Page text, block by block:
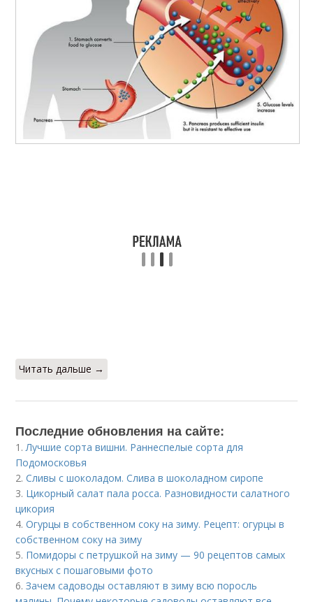
Читать дальше →
Последние обновления на сайте:
1. Лучшие сорта вишни. Раннеспелые сорта для
Подомосковья
2.Сливы с шоколадом. Слива в шоколадном сиропе
3. Цикорный салат пала росса. Разновидности салатного
цикория
4.Огурцы в собственном соку на зиму. Рецепт: огурцы в
собственном соку на зиму
5. Помидоры с петрушкой на зиму — 90 рецептов самых
вкусных с пошаговыми фото
6.Зачем садоводы оставляют в зиму всю поросль